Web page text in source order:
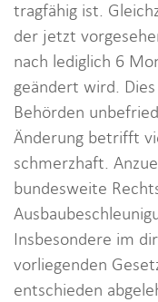
tragfähig ist.
der jetzt
nach lediglich 6
geändert wird.
Behörden
Änderung betrifft
schmerzhaft.
bundesweite
Insbesondere im
vorliegenden
entschieden